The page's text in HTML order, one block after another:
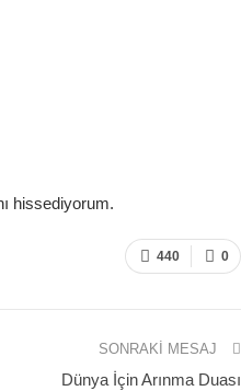
hissediyorum.
0
440
SONRAKI MESAJ
Dünya İçin Arınma Duası